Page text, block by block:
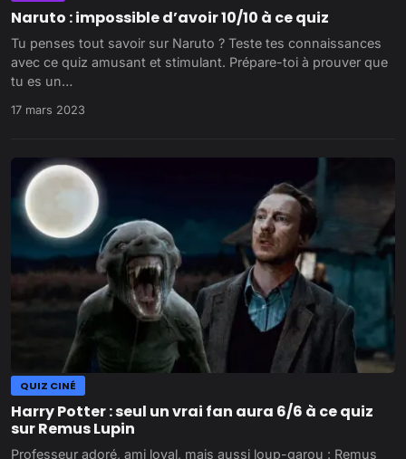
Naruto : impossible d’avoir 10/10 à ce quiz
Tu penses tout savoir sur Naruto ? Teste tes connaissances
avec ce quiz amusant et stimulant. Prépare-toi à prouver que
tu es un…
17 mars 2023
QUIZ CINÉ
Harry Potter : seul un vrai fan aura 6/6 à ce quiz
sur Remus Lupin
Professeur adoré, ami loyal, mais aussi loup-garou : Remus